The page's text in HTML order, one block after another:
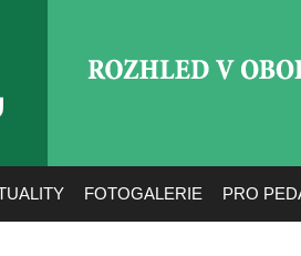
FOTOGALERIE PRO